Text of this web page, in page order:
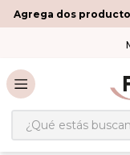
Agrega dos
¿Qué estás